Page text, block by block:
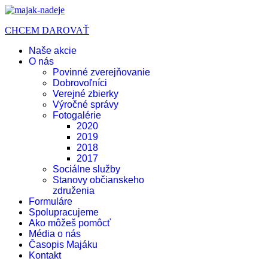
CHCEM DAROVAŤ
Naše akcie
O nás
Povinné zverejňovanie
Dobrovoľníci
Verejné zbierky
Výročné správy
Fotogalérie
2020
2019
2018
2017
Sociálne služby
Stanovy občianskeho
združenia
Formuláre
Spolupracujeme
Ako môžeš pomôcť
Média o nás
Časopis Majáku
Kontakt